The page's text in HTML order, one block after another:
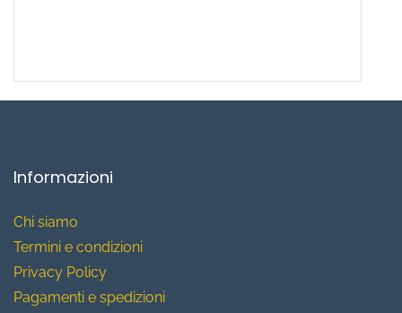
Informazioni
Chi siamo
Termini e condizioni
Privacy Policy
Pagamenti e spedizioni